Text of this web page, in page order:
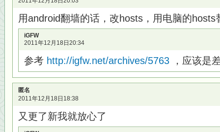
用android翻墙的话，改hosts，用电脑的hosts
iGFW
2011年12月18日20:34
参考 http://igfw.net/archives/5763 ，应该是
匿名
2011年12月18日18:38
又更了新我就放心了